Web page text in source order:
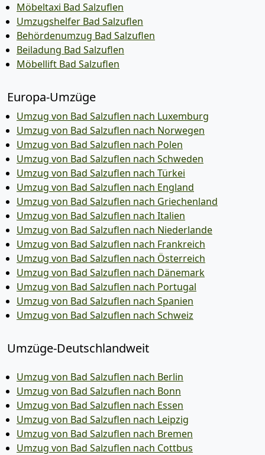
Möbeltaxi Bad Salzuflen
Umzugshelfer Bad Salzuflen
Behördenumzug Bad Salzuflen
Beiladung Bad Salzuflen
Möbellift Bad Salzuflen
Europa-Umzüge
Umzug von Bad Salzuflen nach Luxemburg
Umzug von Bad Salzuflen nach Norwegen
Umzug von Bad Salzuflen nach Polen
Umzug von Bad Salzuflen nach Schweden
Umzug von Bad Salzuflen nach Türkei
Umzug von Bad Salzuflen nach England
Umzug von Bad Salzuflen nach Griechenland
Umzug von Bad Salzuflen nach Italien
Umzug von Bad Salzuflen nach Niederlande
Umzug von Bad Salzuflen nach Frankreich
Umzug von Bad Salzuflen nach Österreich
Umzug von Bad Salzuflen nach Dänemark
Umzug von Bad Salzuflen nach Portugal
Umzug von Bad Salzuflen nach Spanien
Umzug von Bad Salzuflen nach Schweiz
Umzüge-Deutschlandweit
Umzug von Bad Salzuflen nach Berlin
Umzug von Bad Salzuflen nach Bonn
Umzug von Bad Salzuflen nach Essen
Umzug von Bad Salzuflen nach Leipzig
Umzug von Bad Salzuflen nach Bremen
Umzug von Bad Salzuflen nach Cottbus